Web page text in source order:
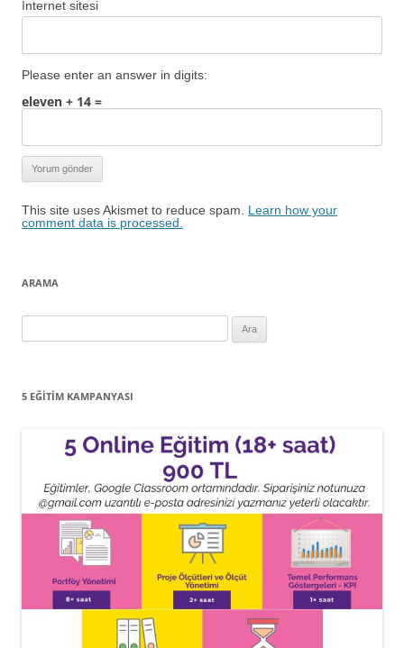
İnternet sitesi
Please enter an answer in digits:
eleven + 14 =
This site uses Akismet to reduce spam. Learn how your
comment data is processed.
ARAMA
5 EĞITIM KAMPANYASI